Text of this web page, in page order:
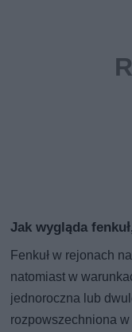
Jak wygląda
Fenkuł w rejonach
natomiast w
jednoroczna lub
rozpowszechniona